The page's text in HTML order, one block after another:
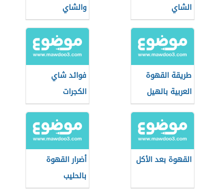
الشاي
والشاي
طريقة القهوة
العربية بالهيل
فوائد شاي
الكجرات
القهوة بعد الأكل
أضرار القهوة
بالحليب